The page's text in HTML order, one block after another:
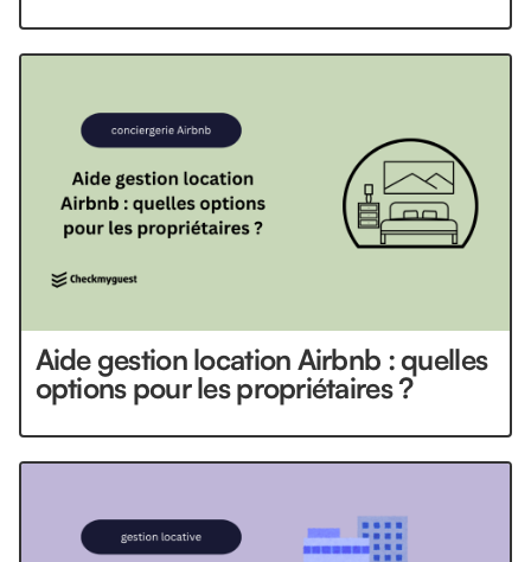
Aide gestion location Airbnb : quelles
options pour les propriétaires ?